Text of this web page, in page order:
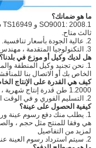
ما هو ضمانك؟
ثالث متاح.
2. عالية الجودة بأسعار تنافسية.
3. التكنولوجيا المتقدمة ، مهندس من ذوي الخبرة ، نظام الجودة ISO لضمان الجودة وتتبع.
هل لديك وكيل أو موزع في بلدنا؟
1. نحن تجنيد وكيل المنطقة
الخاص بك أو الاتصال بنا
كيف هي القدرة على الإنتاج
1.2000 طن قدرة إنتاج شهرية ، قدرة تداول شهرية 5000 طن
2. التسليم الفوري و في الوقت المناسب
كيفية الحصول على عينة؟
1. يطلب منك دفع رسوم عينة
هي وفقا للمنتج مثل حجم ،
لمزيد من التفاصيل
2. سيتم استرداد رسوم العينة عندما يتم وضع النظام.